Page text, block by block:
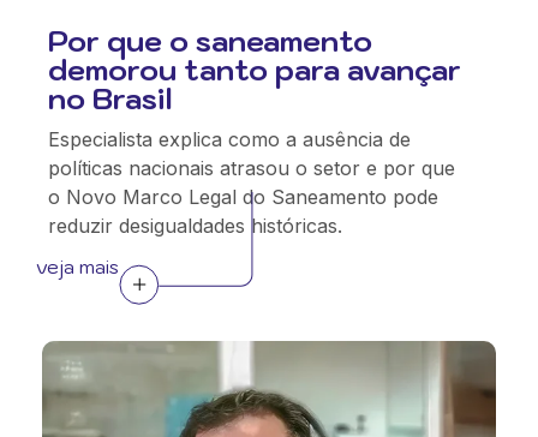
Por que o saneamento
demorou tanto para avançar
no Brasil
Especialista explica como a ausência de
políticas nacionais atrasou o setor e por que
o Novo Marco Legal do Saneamento pode
reduzir desigualdades históricas.
veja mais